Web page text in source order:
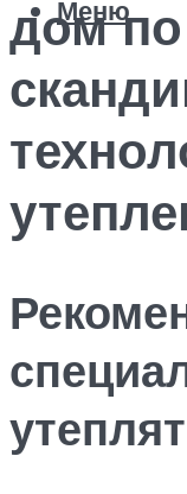
Меню
дом по